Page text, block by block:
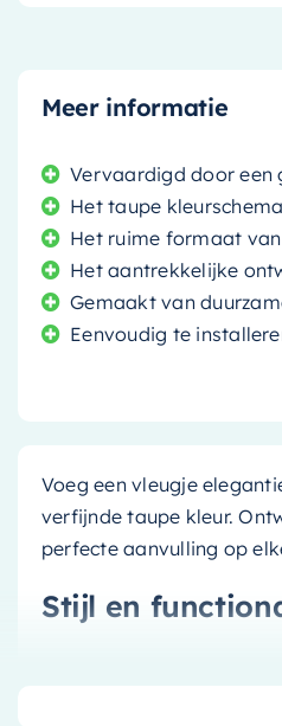
Meer informatie
Vervaardigd door een
Het taupe
Het ruime formaat
Het aantrekkelijke
Gemaakt van
Eenvoudig te
Voeg een vleugje
verfijnde taupe kleur.
perfecte aanvulling op
Stijl en
oppervlak biedt